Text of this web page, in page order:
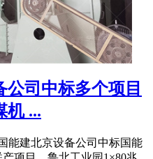
司中标多个项目
机 ...
能建北京设备公司中标国能